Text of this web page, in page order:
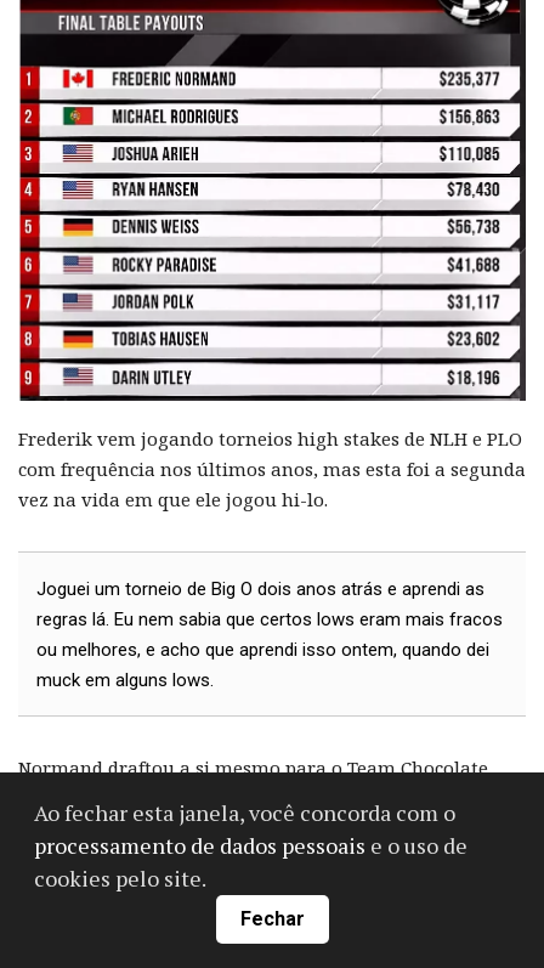
Frederik vem jogando torneios high stakes de NLH e PLO
com frequência nos últimos anos, mas esta foi a segunda
vez na vida em que ele jogou hi-lo.
Joguei um torneio de Big O dois anos atrás e aprendi as
regras lá. Eu nem sabia que certos lows eram mais fracos
ou melhores, e acho que aprendi isso ontem, quando dei
muck em alguns lows.
Normand draftou a si mesmo para o Team Chocolate
Ao fechar esta janela, você concorda com o
processamento de dados pessoais e o uso de
cookies pelo site.
Fechar